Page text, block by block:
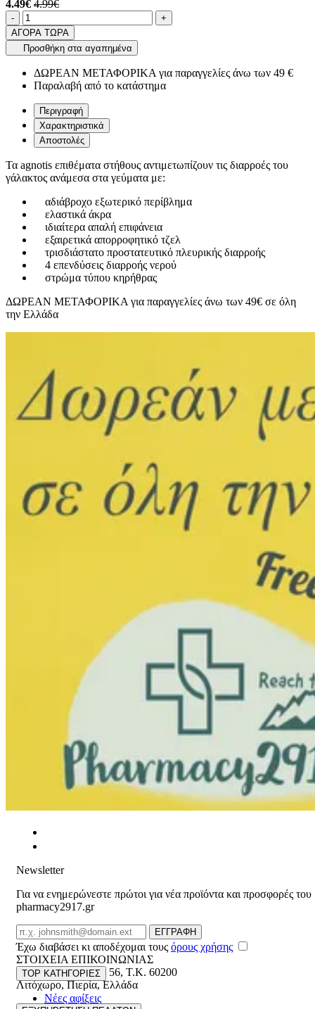
4.49€ 4.99€
Ποσότητα
-product.increase.quantity +
ΑΓΟΡΑ ΤΩΡΑ
Προσθήκη στα αγαπημένα
ΔΩΡΕΑΝ ΜΕΤΑΦΟΡΙΚΑ για παραγγελίες άνω των 49 €
Παραλαβή από το κατάστημα
Περιγραφή
Χαρακτηριστικά
Αποστολές
Τα agnotis επιθέματα στήθους αντιμετωπίζουν τις διαρροές του
γάλακτος ανάμεσα στα γεύματα με:
αδιάβροχο εξωτερικό περίβλημα
ελαστικά άκρα
ιδιαίτερα απαλή επιφάνεια
εξαιρετικά απορροφητικό τζελ
τρισδιάστατο προστατευτικό πλευρικής διαρροής
4 επενδύσεις διαρροής νερού
στρώμα τύπου κηρήθρας
ΔΩΡΕΑΝ ΜΕΤΑΦΟΡΙΚΑ για παραγγελίες άνω των 49€ σε όλη
την Ελλάδα
Newsletter
Για να ενημερώνεστε πρώτοι για νέα προϊόντα και προσφορές του
pharmacy2917.gr
Email
ΕΓΓΡΑΦΗ
Έχω διαβάσει κι αποδέχομαι τους όρους χρήσης
ΣΤΟΙΧΕΙΑ ΕΠΙΚΟΙΝΩΝΙΑΣ
Βασ. Κωνσταντίνου 56, T.K. 60200
Λιτόχωρο,Πιερία,Ελλάδα
TOP ΚΑΤΗΓΟΡΙΕΣ
Νέες αφίξεις